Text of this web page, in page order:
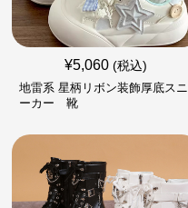
¥5,060 (税込)
地雷系 星柄リボン装飾厚底スニ
ーカー 靴